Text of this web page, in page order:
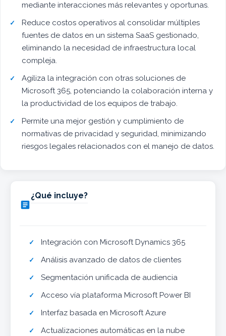
mediante interacciones más relevantes y oportunas.
Reduce costos operativos al consolidar múltiples
fuentes de datos en un sistema SaaS gestionado,
eliminando la necesidad de infraestructura local
compleja.
Agiliza la integración con otras soluciones de
Microsoft 365, potenciando la colaboración interna y
la productividad de los equipos de trabajo.
Permite una mejor gestión y cumplimiento de
normativas de privacidad y seguridad, minimizando
riesgos legales relacionados con el manejo de datos.

¿Qué incluye?
Integración con Microsoft Dynamics 365
Análisis avanzado de datos de clientes
Segmentación unificada de audiencia
Acceso vía plataforma Microsoft Power BI
Interfaz basada en Microsoft Azure
Actualizaciones automáticas en la nube